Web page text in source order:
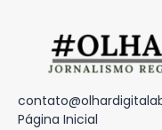
Página Inicial